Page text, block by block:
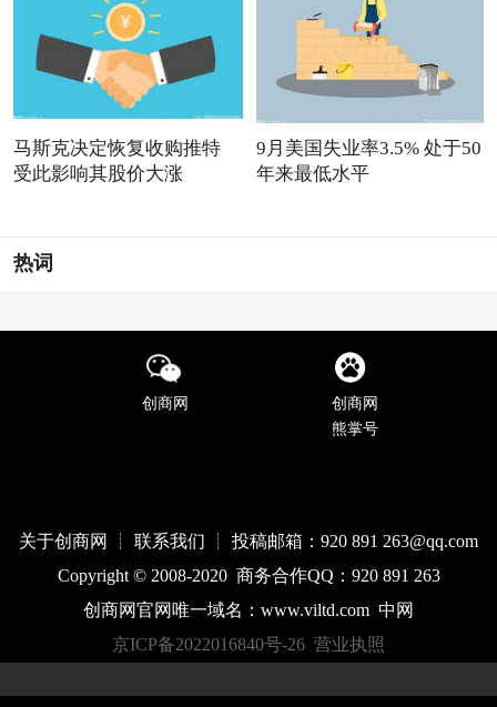
马斯克决定恢复收购推特
受此影响其股价大涨
9月美国失业率3.5% 处于50
年来最低水平
热词
创商网
创商网
熊掌号
关于创商网 ┊ 联系我们 ┊ 投稿邮箱：920 891 263@qq.com
Copyright © 2008-2020 商务合作QQ：920 891 263
创商网官网唯一域名： www.viltd.com 中网
京ICP备2022016840号-26 营业执照